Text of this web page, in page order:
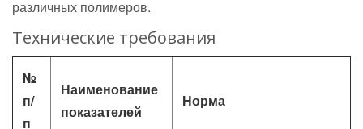
различных полимеров.
Технические требования
№
п/
п
Наименование
показателей
Норма